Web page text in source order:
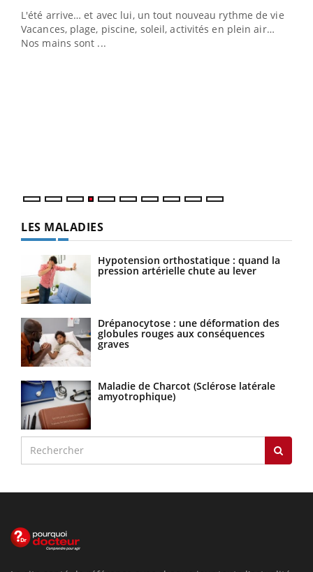
L'été arrive… et avec lui, un tout nouveau rythme de vie !
Vacances, plage, piscine, soleil, activités en plein air…
Nos mains sont ...
LES MALADIES
Hypotension orthostatique : quand la
pression artérielle chute au lever
Drépanocytose : une déformation des
globules rouges aux conséquences
graves
Maladie de Charcot (Sclérose latérale
amyotrophique)